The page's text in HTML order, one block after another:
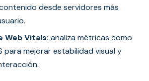
desde servidores más
Web Vitals: analiza métricas como
para mejorar estabilidad visual y